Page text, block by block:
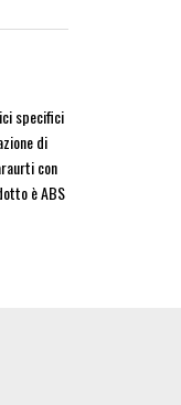
specifici
di
con
è ABS